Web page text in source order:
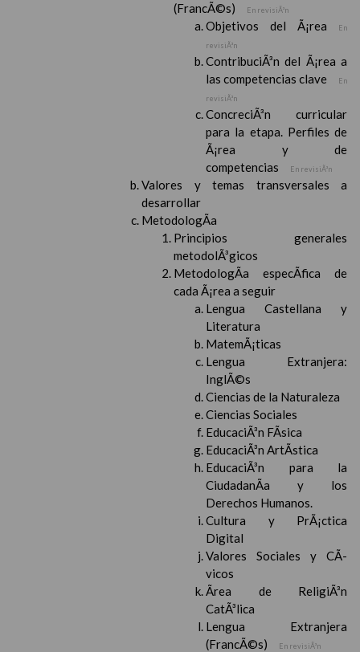
(FrancÃ©s) En revisiÃ³n
Objetivos del Ã¡rea
En
revisiÃ³n
ContribuciÃ³n del Ã¡rea a
las competencias clave
En
revisiÃ³n
ConcreciÃ³n curricular
para la etapa. Perfiles de
Ã¡rea y de
competencias
En revisiÃ³n
Valores y temas transversales a
desarrollar
MetodologÃ­a
Principios generales
metodolÃ³gicos
MetodologÃ­a especÃ­fica de
cada Ã¡rea a seguir
Lengua Castellana y
Literatura
MatemÃ¡ticas
Lengua Extranjera:
InglÃ©s
Ciencias de la Naturaleza
Ciencias Sociales
EducaciÃ³n FÃ­sica
EducaciÃ³n ArtÃ­stica
EducaciÃ³n para la
CiudadanÃ­a y los
Derechos Humanos.
Cultura y PrÃ¡ctica
Digital
Valores Sociales y CÃ­
vicos
Ãrea de ReligiÃ³n
CatÃ³lica
Lengua Extranjera
(FrancÃ©s)
En revisiÃ³n